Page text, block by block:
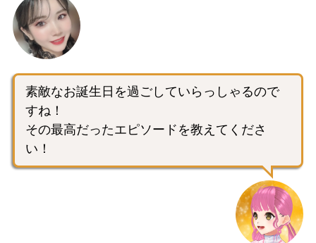
素敵なお誕生日を過ごしていらっしゃるので
すね！
その最高だったエピソードを教えてくださ
い！